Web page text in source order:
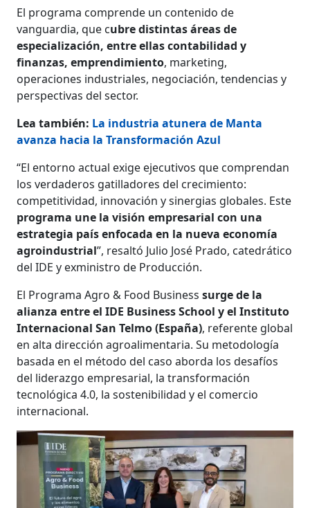
El programa comprende un contenido de
vanguardia, que cubre distintas áreas de
especialización, entre ellas contabilidad y
finanzas, emprendimiento, marketing,
operaciones industriales, negociación, tendencias y
perspectivas del sector.
Lea también: La industria atunera de Manta
avanza hacia la Transformación Azul
“El entorno actual exige ejecutivos que comprendan
los verdaderos gatilladores del crecimiento:
competitividad, innovación y sinergias globales. Este
programa une la visión empresarial con una
estrategia país enfocada en la nueva economía
agroindustrial”, resaltó Julio José Prado, catedrático
del IDE y exministro de Producción.
El Programa Agro & Food Businesssurge de la
alianza entre el IDE Business School y el Instituto
Internacional San Telmo (España), referente global
en alta dirección agroalimentaria. Su metodología
basada en el método del caso aborda los desafíos
del liderazgo empresarial, la transformación
tecnológica 4.0, la sostenibilidad y el comercio
internacional.